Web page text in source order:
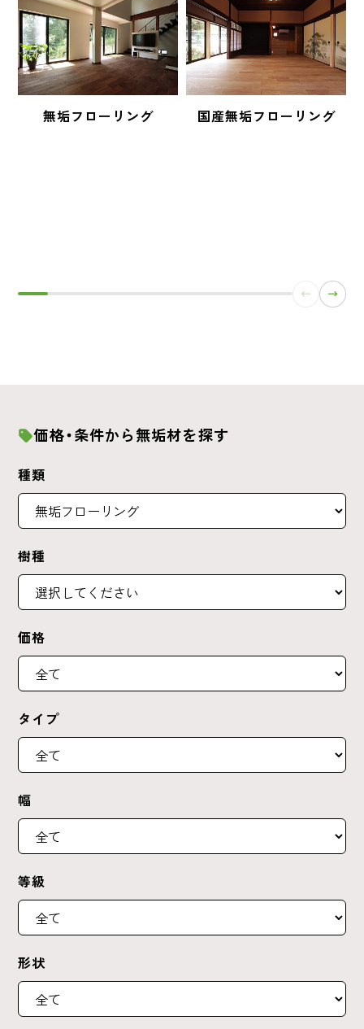
無垢フローリング 国産無垢フローリング
価格・条件から無垢材を探す
種類
樹種
価格
タイプ
幅
等級
形状